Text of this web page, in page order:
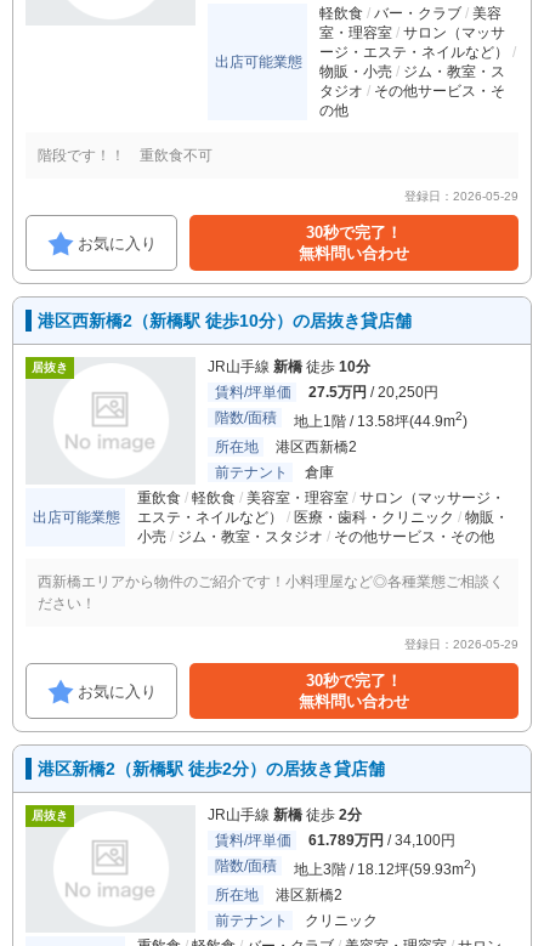
出店可能業態
軽飲食 バー・クラブ
美容
室・理容室
サロン（マッサ
ージ・エステ・ネイルなど）
物販・小売
ジム・教室・ス
タジオ
その他サービス・そ
の他
階段です！！ 重飲食不可
登録日：2026-05-29
お気に入り
30秒で完了！
無料問い合わせ
港区西新橋2（新橋駅 徒歩10分）の居抜き貸店舗
居抜き JR山手線 新橋 徒歩 10分
賃料/坪単価
27.5万円 / 20,250円
階数/面積
地上1階 / 13.58坪(44.9m2)
所在地
港区西新橋2
前テナント
倉庫
出店可能業態
重飲食 軽飲食 美容室・理容室
サロン（マッサージ・
エステ・ネイルなど）
医療・歯科・クリニック
物販・
小売
ジム・教室・スタジオ その他サービス・その他
西新橋エリアから物件のご紹介です！小料理屋など◎各種業態ご相談く
ださい！
登録日：2026-05-29
お気に入り
30秒で完了！
無料問い合わせ
港区新橋2（新橋駅 徒歩2分）の居抜き貸店舗
居抜き JR山手線 新橋 徒歩 2分
賃料/坪単価
61.789万円 / 34,100円
階数/面積
地上3階 / 18.12坪(59.93m2)
所在地
港区新橋2
前テナント
クリニック